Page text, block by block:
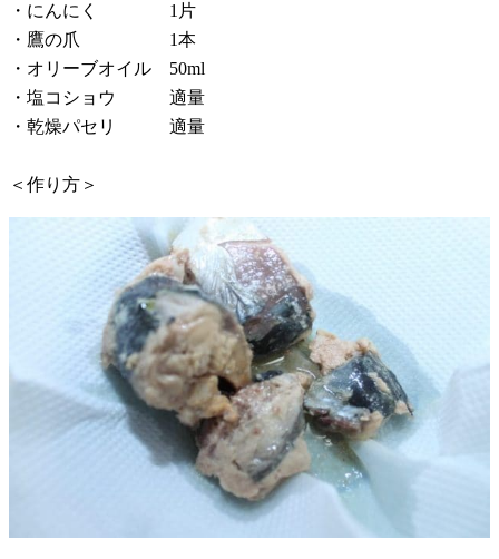
・にんにく 1片
・鷹の爪 1本
・オリーブオイル 50ml
・塩コショウ 適量
・乾燥パセリ 適量
＜作り方＞